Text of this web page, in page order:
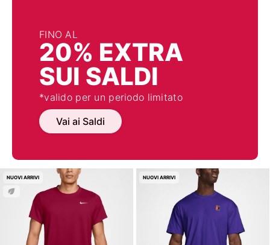
FINO AL
20% EXTRA
SUI SALDI
*valido per un periodo limitato
Vai ai Saldi
NUOVI ARRIVI NUOVI ARRIVI